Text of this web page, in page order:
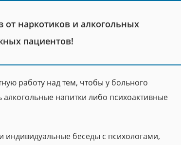
наркотиков и алкогольных
пациентов!
работу над тем, чтобы у больного
алкогольные напитки либо психоактивные
индивидуальные беседы с психологами,